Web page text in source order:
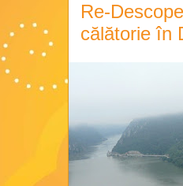
Re-
călătorie în